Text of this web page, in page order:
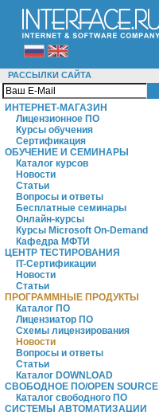
РАССЫЛКИ САЙТА
ИНТЕРНЕТ-МАГАЗИН
Лицензионное ПО
Курсы обучения
Сертификация
ОБУЧЕНИЕ И СЕМИНАРЫ
Каталог курсов
Новости
Статьи
Вопросы и ответы
Бесплатные семинары
Онлайн-курсы
Курсы Microsoft On-Demand
Кафедра МФТИ
ЦЕНТР ТЕСТИРОВАНИЯ
IT-Сертификации
Новости
Статьи
ПРОГРАММНЫЕ ПРОДУКТЫ
Каталог ПО
Лицензиатор ПО
Схемы лицензирования
Новости
Вопросы и ответы
Статьи
Каталог DOWNLOAD
СВОБОДНОЕ ПО/OPEN SOURCE
Каталог свободного ПО
СИСТЕМЫ АВТОМАТИЗАЦИИ